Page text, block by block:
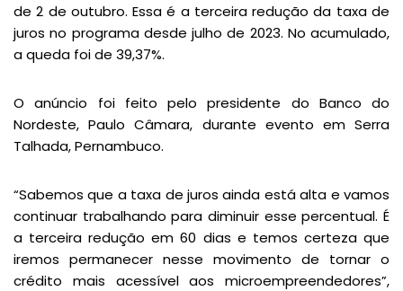
de 2 de outubro. Essa é a terceira redução da taxa de
juros no programa desde julho de 2023. No acumulado,
a queda foi de 39,37%.
O anúncio foi feito pelo presidente do Banco do
Nordeste, Paulo Câmara, durante evento em Serra
Talhada, Pernambuco.
“Sabemos que a taxa de juros ainda está alta e vamos
continuar trabalhando para diminuir esse percentual. É
a terceira redução em 60 dias e temos certeza que
iremos permanecer nesse movimento de tornar o
crédito mais acessível aos microempreendedores”,